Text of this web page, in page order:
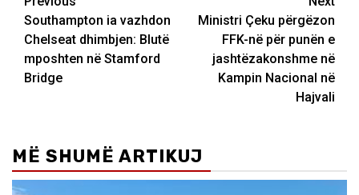
navigation
Southampton ia vazhdon
Chelseat dhimbjen: Blutë
mposhten në Stamford
Bridge
Ministri Çeku përgëzon
FFK-në për punën e
jashtëzakonshme në
Kampin Nacional në
Hajvali
MË SHUMË ARTIKUJ